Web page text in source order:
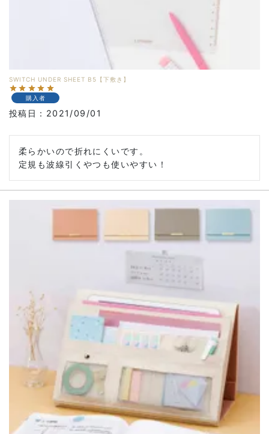
SWITCH UNDER SHEET B5【下敷き】
購入者
投稿日 2021/09/01
柔らかいので折れにくいです。
定規も波線引くやつも使いやすい！